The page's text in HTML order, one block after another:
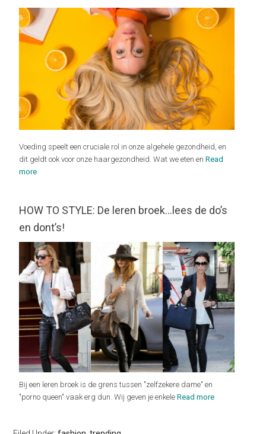
Voeding speelt een cruciale rol in onze algehele gezondheid, en
dit geldt ook voor onze haargezondheid. Wat we eten enRead
more
HOW TO STYLE: De leren broek…lees de do’s
en dont’s!
Bij een leren broek is de grens tussen "zelfzekere dame" en
"porno queen" vaak erg dun. Wij geven je enkeleRead more